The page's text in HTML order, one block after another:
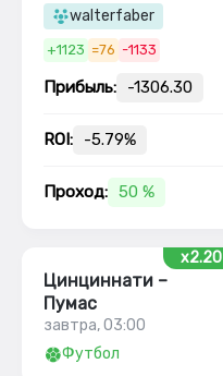
walterfaber
+1123 =76 -1133
Прибыль: -1306.30
ROI: -5.79%
Проход: 50 %
x2.20
Цинциннати –
Пумас
завтра, 03:00
Футбол